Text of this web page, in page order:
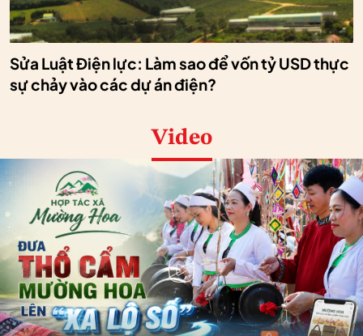
Sửa Luật Điện lực: Làm sao để vốn tỷ USD thực
sự chảy vào các dự án điện?
Video